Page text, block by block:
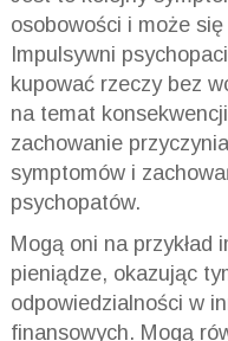
osobowości i może
Impulsywni
kupować rzeczy bez
na temat
zachowanie
symptomów i
psychopatów.
Mogą oni na przykład
pieniądze, okazując
odpowiedzialności w
finansowych. Mogą